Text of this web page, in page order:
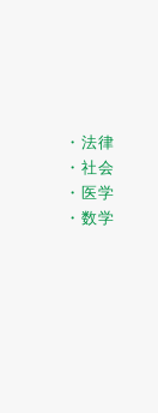
・法律
・社会
・医学
・数学